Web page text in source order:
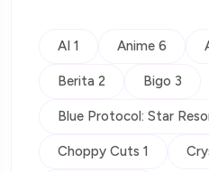
AI 1 Anime 6
Berita 2 Bigo 3
Blue Protocol: Star
Choppy Cuts 1